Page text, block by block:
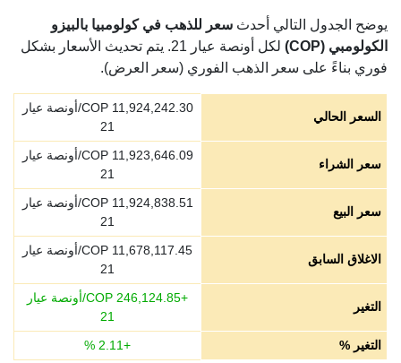
يوضح الجدول التالي أحدث سعر للذهب في كولومبيا بالبيزو
الكولومبي (COP)
لكل أونصة عيار 21. يتم تحديث الأسعار بشكل
فوري بناءً على سعر الذهب الفوري (سعر العرض).
السعر الحالي
11,924,242.30
COP/أونصة عيار
21
سعر الشراء
11,923,646.09
COP/أونصة عيار
21
سعر البيع
11,924,838.51
COP/أونصة عيار
21
الاغلاق السابق
11,678,117.45
COP/أونصة عيار
21
التغير
+
246,124.85
COP/أونصة عيار
21
التغير %
+
2.11
%